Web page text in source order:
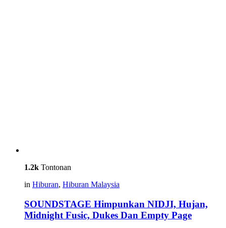
1.2k Tontonan
in Hiburan, Hiburan Malaysia
SOUNDSTAGE Himpunkan NIDJI, Hujan,
Midnight Fusic, Dukes Dan Empty Page